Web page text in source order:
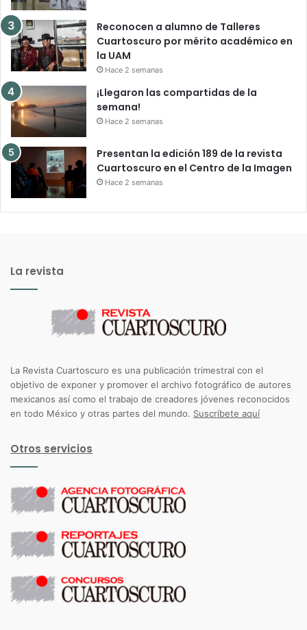
Reconocen a alumno de Talleres
Cuartoscuro por mérito académico en
la UAM
Hace 2 semanas
¡Llegaron las compartidas de la
semana!
Hace 2 semanas
Presentan la edición 189 de la revista
Cuartoscuro en el Centro de la Imagen
Hace 2 semanas
La revista
La Revista Cuartoscuro es una publicación trimestral con el
objetivo de exponer y promover el archivo fotográfico de autores
mexicanos así como el trabajo de creadores jóvenes reconocidos
en todo México y otras partes del mundo. Suscríbete aquí
Otros servicios